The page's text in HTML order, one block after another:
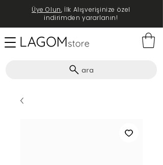
ara
Üye Olun, İlk Alışverişinize özel
indirimden yararlanın!